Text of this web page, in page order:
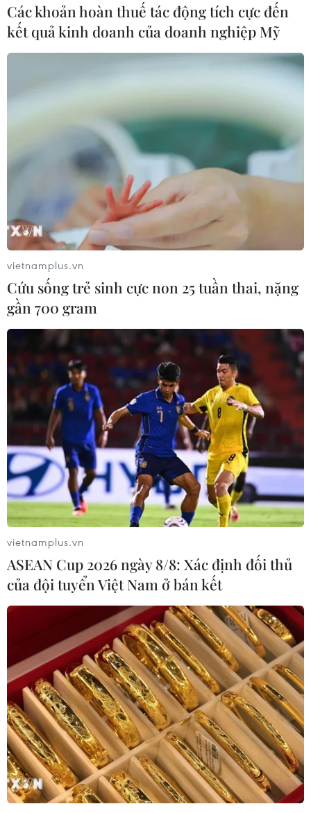
TIN CÙNG CHUYÊN MỤC
Khủng hoảng nắng nóng đẩy 34 tỉnh
của Pháp vào mức nguy cơ cháy
rừng cao
08/08/2026 23:59
Iceland trước cuộc trưng cầu ý dân
về nối lại đàm phán gia nhập EU
Italy bác tối hậu thư của Tây Ban Nha
về kiểm soát biên giới
08/08/2026 07:27
EU triển khai mạng vệ tinh riêng,
củng cố chủ quyền số
08/08/2026 04:15
Liên hợp quốc kêu gọi chấm dứt tấn
công dân thường trong xung đột
Các khoản hoàn thuế tác động tích cực đến
kết quả kinh doanh của doanh nghiệp Mỹ
vietnamplus.vn
Cứu sống trẻ sinh cực non 25 tuần thai, nặng
gần 700 gram
vietnamplus.vn
ASEAN Cup 2026 ngày 8/8: Xác định đối thủ
của đội tuyển Việt Nam ở bán kết